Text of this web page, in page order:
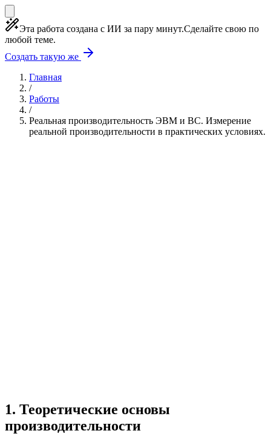
Эта работа создана с ИИ за пару минут.Сделайте свою по
любой теме.
Создать такую же
Главная
/
Работы
/
Реальная производительность ЭВМ и ВС. Измерение
реальной производительности в практических условиях.
1. Теоретические основы
производительности